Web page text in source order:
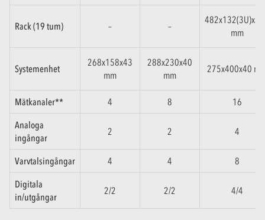
Rack (19 tum) – –
mm
Systemenhet
268x158x43
mm
288x230x40
mm
275x400x40
Mätkanaler** 4 8
16
Analoga
ingångar
2 2 4
Varvtalsingångar 4 4
8
Digitala
in/utgångar
2/2 2/2 4/4